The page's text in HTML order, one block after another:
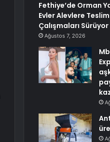
Fethiye’de Orman
Evler Alevlere
Çalışmaları Sürüyor
Ağustos 7, 2026